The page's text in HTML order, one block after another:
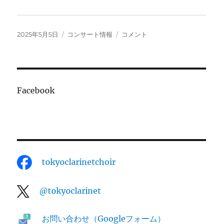
投
2025年5月5日
カ
コンサート情報
第
コメント
Facebook
tokyoclarinetchoir
@tokyoclarinet
お問い合わせ（Googleフォーム）